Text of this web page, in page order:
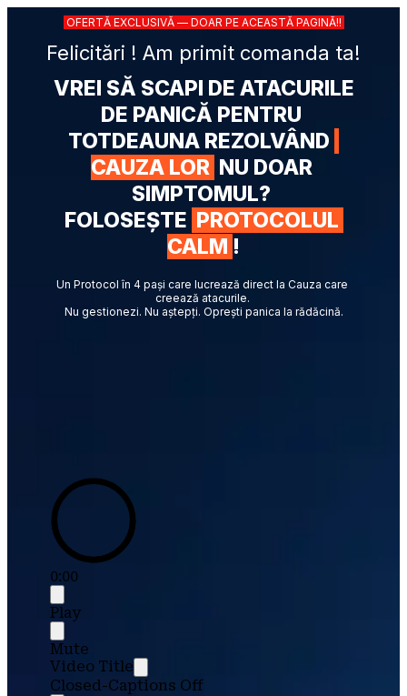
DE PANICĂ PENTRU
CAUZA LOR NU DOAR
SIMPTOMUL?
FOLOSEȘTE PROTOCOLUL
CALM !
Un Protocol în 4 pași care lucrează direct la Cauza care
creează atacurile.
Nu gestionezi. Nu aștepți. Oprești panica la rădăcină.
OFERTĂ EXCLUSIVĂ — DOAR PE ACEASTĂ PAGINĂ!!
Felicitări ! Am primit comanda ta!
0:00
Play
Mute
Video Title
Closed-Captions Off